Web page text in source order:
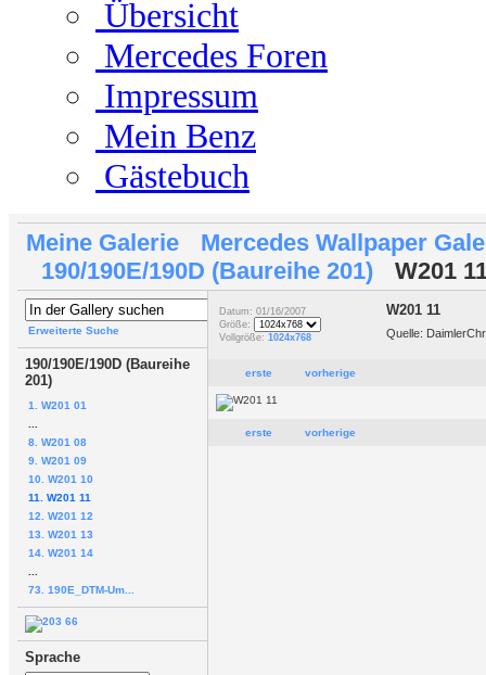
Übersicht
Mercedes Foren
Impressum
Mein Benz
Gästebuch
Meine Galerie
Mercedes Wallpaper
190/190E/190D (Baureihe 201)
W201
Erweiterte Suche
190/190E/190D (Baureihe
201)
1. W201 01
8. W201 08
9. W201 09
10. W201 10
11. W201 11
12. W201 12
13. W201 13
14. W201 14
73. 190E_DTM-Um...
Sprache
Datum: 01/16/2007
Größe:
Vollgröße: 1024x768
W201 11
Quelle:
erste vorherige
erste vorherige